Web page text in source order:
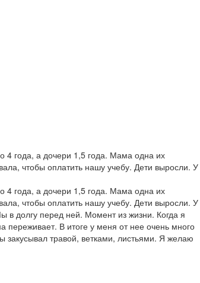
4 года, а дочери 1,5 года. Мама одна их
чтобы оплатить нашу учебу. Дети выросли. У
4 года, а дочери 1,5 года. Мама одна их
чтобы оплатить нашу учебу. Дети выросли. У
в долгу перед ней. Момент из жизни. Когда я
переживает. В итоге у меня от нее очень много
закусывал травой, ветками, листьями. Я желаю